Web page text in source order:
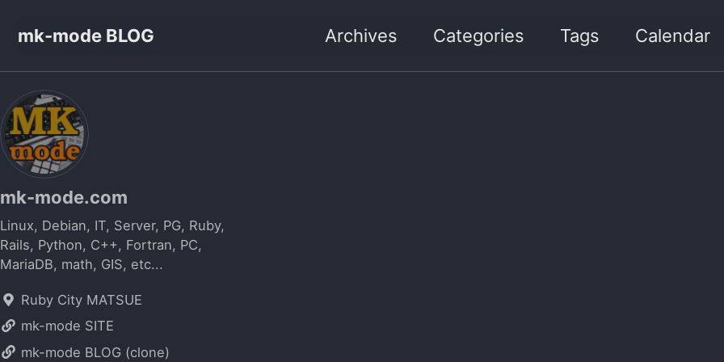
mk-mode BLOG Archives Categories Tags Calendar
mk-mode.com
Linux, Debian, IT, Server, PG, Ruby,
Rails, Python, C++, Fortran, PC,
MariaDB, math, GIS, etc...
Ruby City MATSUE
mk-mode SITE
mk-mode BLOG (clone)